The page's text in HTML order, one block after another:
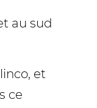
au sud
et
ce